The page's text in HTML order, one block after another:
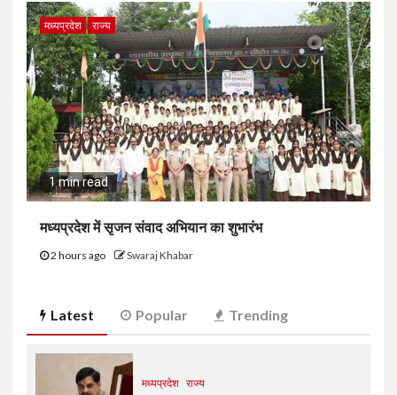
मध्यप्रदेश राज्य
1 min read
मध्यप्रदेश में सृजन संवाद अभियान का शुभारंभ
2 hours ago Swaraj Khabar
Latest Popular Trending
मध्यप्रदेश राज्य